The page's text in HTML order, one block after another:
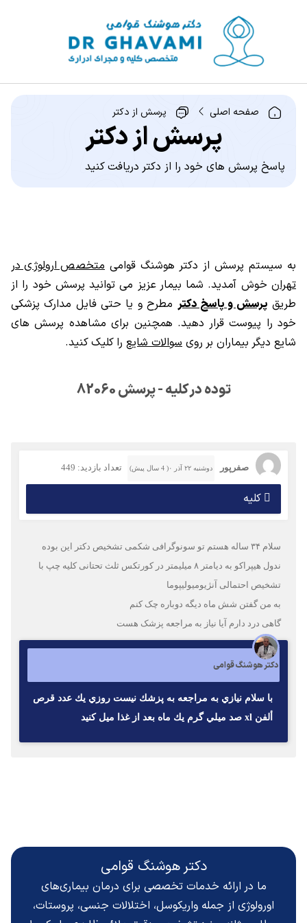
صفحه اصلی پرسش از دکتر
پرسش از دکتر
پاسخ پرسش های خود را از دکتر دریافت کنید
به سیستم پرسش از دکتر هوشنگ قوامی متخصص ارولوژی در
تهران خوش آمدید. شما بیمار عزیز می توانید پرسش خود را از
طریق پرسش و پاسخ دکتر مطرح و یا حتی فایل مدارک پزشکی
خود را پیوست قرار دهید. همچنین برای مشاهده پرسش های
شایع دیگر بیماران بر روی سوالات شایع را کلیک کنید.
توده در کلیه - پرسش 82060
صفرپور دوشنبه ۲۲ آذر ۰( 4 سال پیش) تعداد بازدید: 449
کلیه
سلام ۳۴ ساله هستم تو سونوگرافی شکمی تشخیص دکتر این بوده
ندول هیپراکو به دیامتر ۸ میلیمتر در کورتکس ثلث تحتانی کلیه چپ با
تشخیص احتمالی آنژیومیولیپوما
به من گفتن شش ماه دیگه دوباره چک کنم
گاهی درد دارم آیا نیاز به مراجعه پزشک هست
دکتر هوشنگ قوامی
با سلام نيازي به مراجعه به پزشك نيست روزي يك عدد قرص
ألفن xl صد ميلي گرم يك ماه بعد از غذا ميل كنيد
دکتر هوشنگ قوامی
ما در ارائه خدمات تخصصی برای درمان بیماری‌های
اورولوژی از جمله واریکوسل، اختلالات جنسی، پروستات،